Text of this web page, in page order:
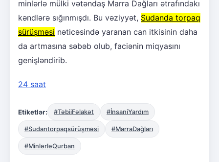
minlərlə mülki vətəndaş Marra Dağları ətrafındakı
kəndlərə sığınmışdı. Bu vəziyyət, Sudanda torpaq
sürüşməsi nəticəsində yaranan can itkisinin daha
da artmasına səbəb olub, faciənin miqyasını
genişləndirib.
24 saat
Etiketlər: #TəbiiFəlakət #İnsaniYardım
#Sudantorpaqsürüşməsi #MarraDağları
#MinlərləQurban